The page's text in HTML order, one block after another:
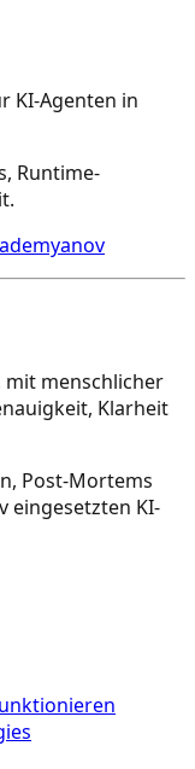
KI-Agenten in
Runtime-
mit menschlicher
Klarheit
Post-Mortems
eingesetzten KI-